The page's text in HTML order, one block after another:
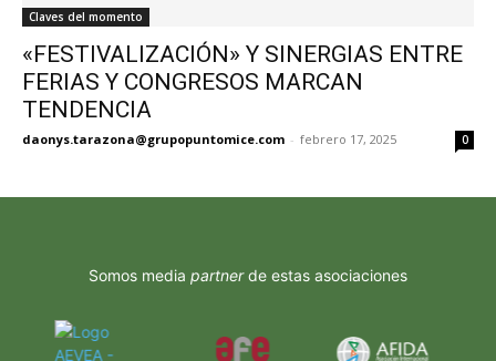
Claves del momento
«FESTIVALIZACIÓN» Y SINERGIAS ENTRE
FERIAS Y CONGRESOS MARCAN
TENDENCIA
daonys.tarazona@grupopuntomice.com - febrero 17, 2025 0
Somos media partnerde estas asociaciones